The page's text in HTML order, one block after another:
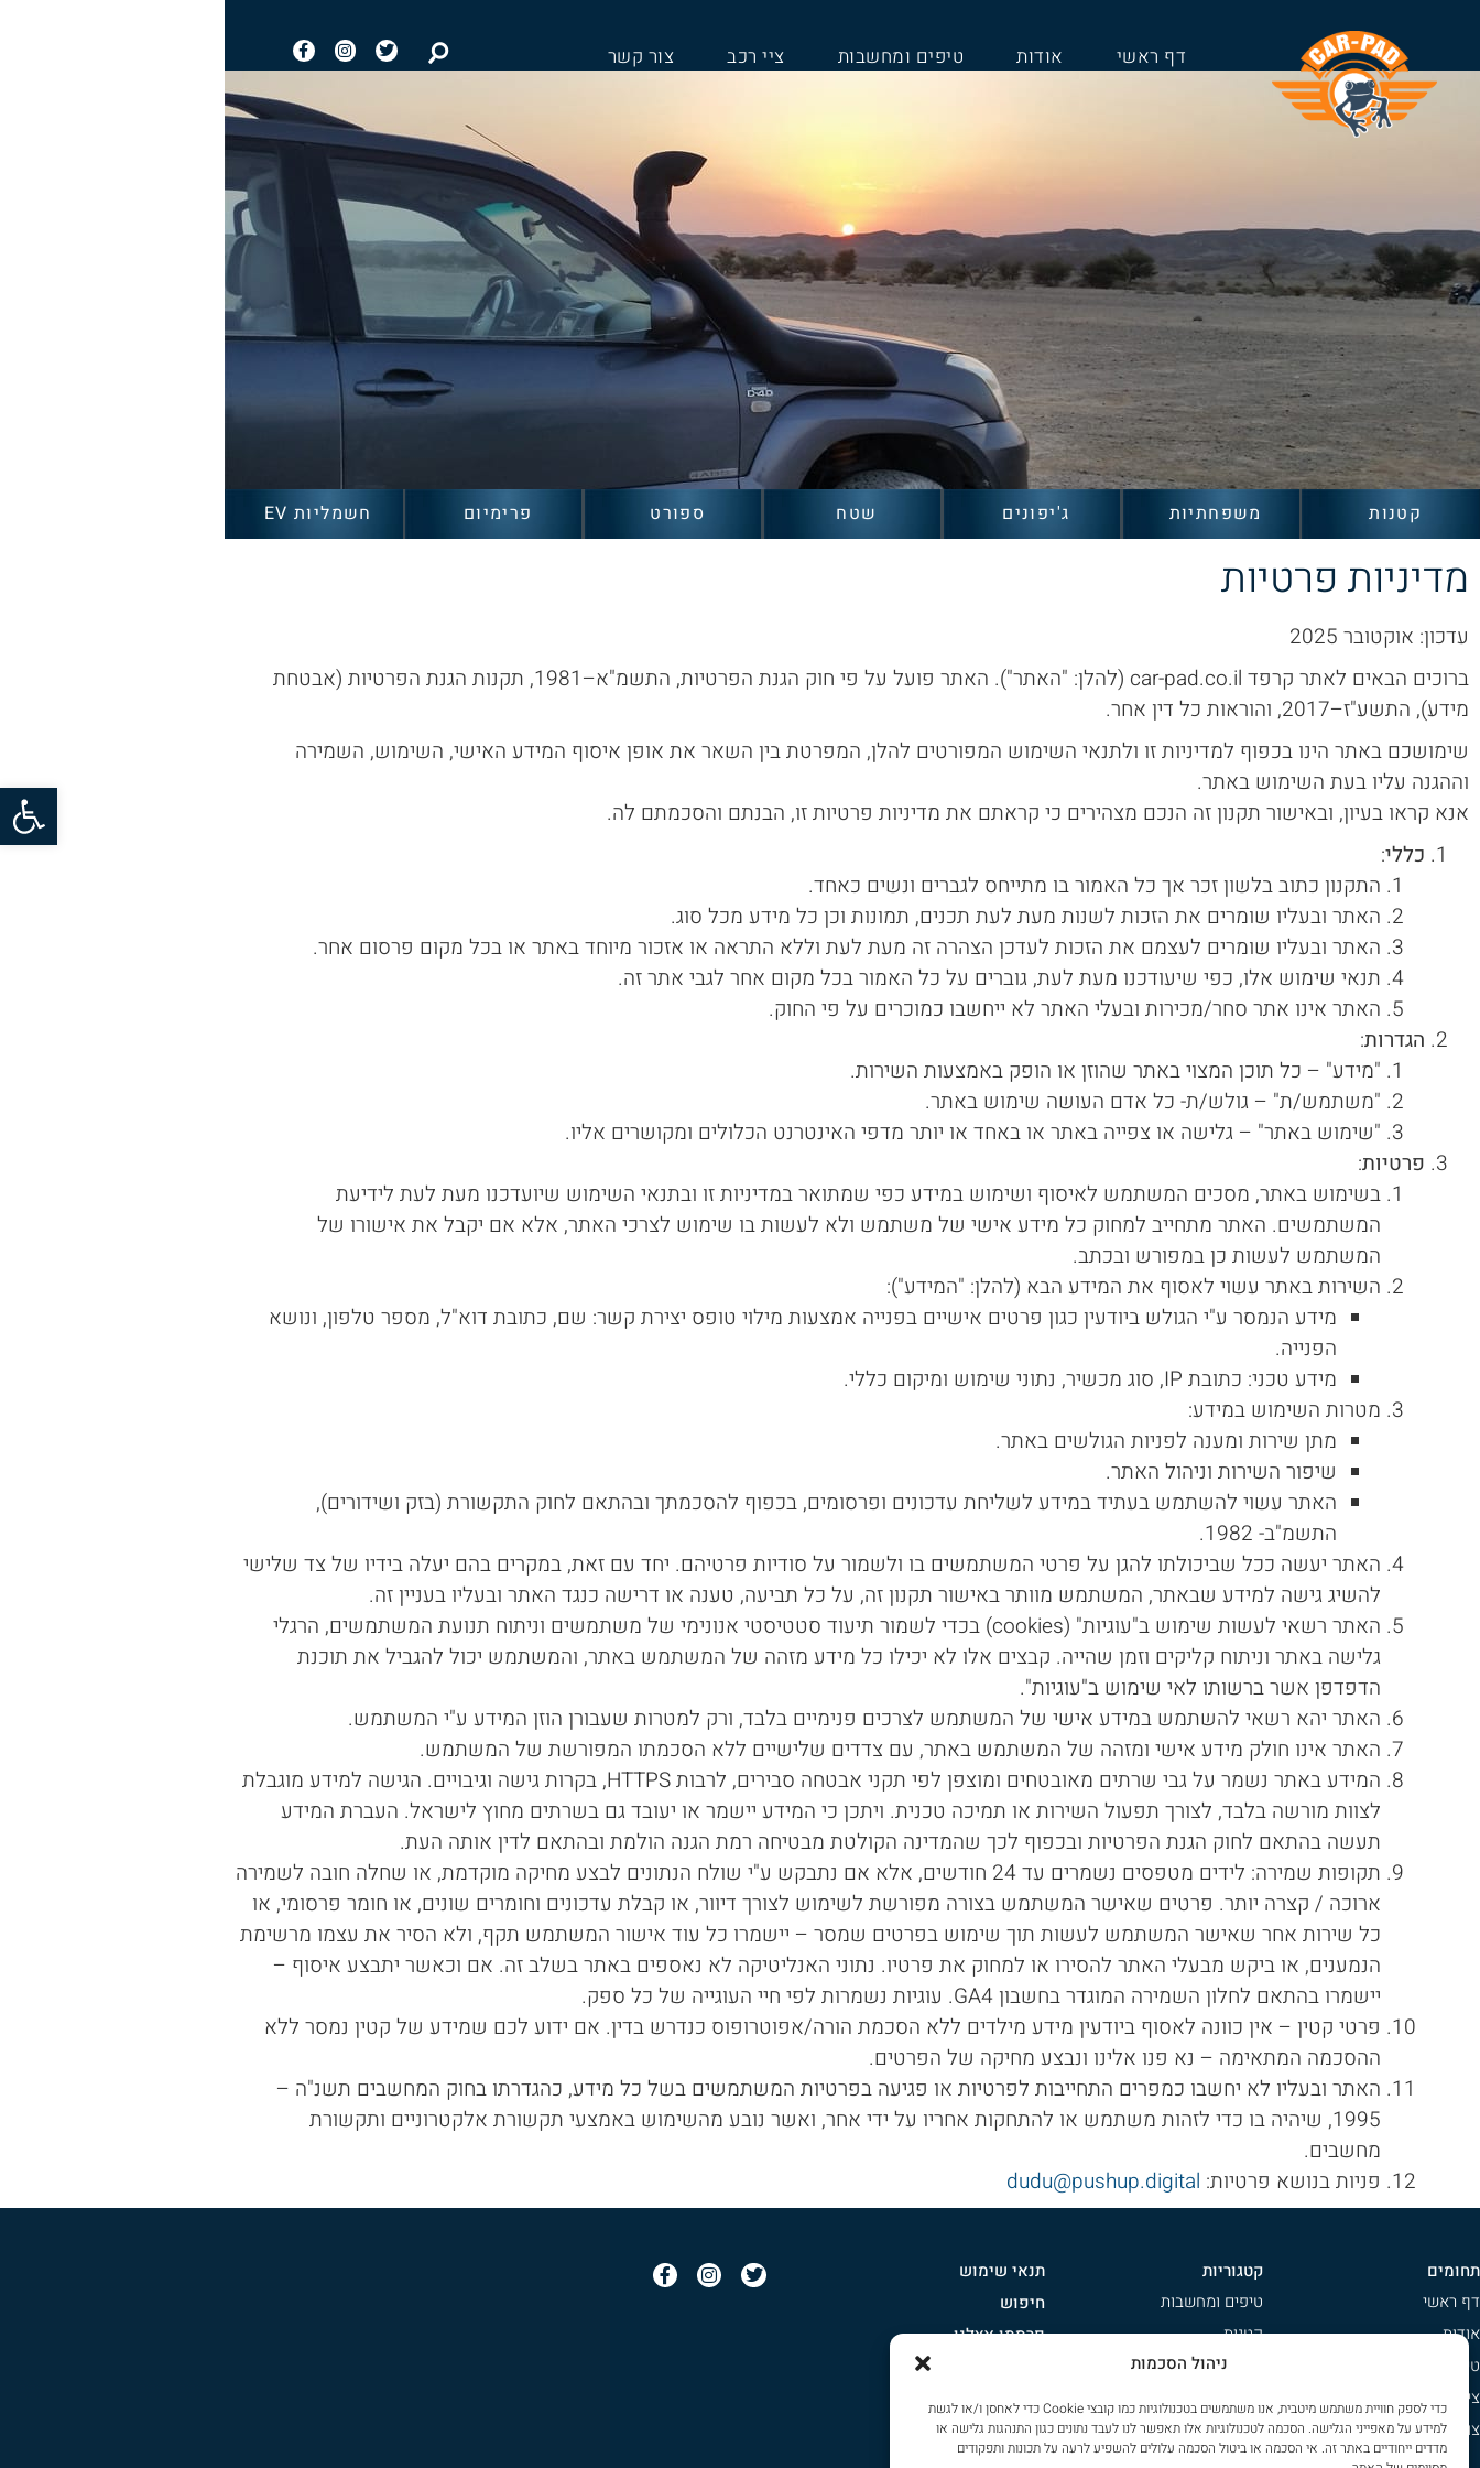
פתח
ניהול הסכמות
כדי לספק חוויית משתמש מיטבית, אנו משתמשים בטכנולוגיות כמו קובצי Cookie כדי לאחסן ו/או לגשת
למידע על מאפייני הגלישה. הסכמה לטכנולוגיות אלו תאפשר לנו לעבד נתונים כגון התנהגות גלישה או
מדדים ייחודיים באתר זה. אי הסכמה או ביטול הסכמה עלולים להשפיע לרעה על תכונות ותפקודים
דף ראשי אודות טיפים ומחשבות ציי רכב צור קשר
קטנות משפחתיות ג'יפונים שטח ספורט פרימיום חשמליות EV
מדיניות פרטיות
עדכון: אוקטובר 2025
ברוכים הבאים לאתר קרפד car-pad.co.il (להלן: "האתר"). האתר פועל על פי חוק הגנת הפרטיות, התשמ"א–1981, תקנות הגנת הפרטיות (אבטחת
מידע), התשע"ז–2017, והוראות כל דין אחר.
שימושכם באתר הינו בכפוף למדיניות זו ולתנאי השימוש המפורטים להלן, המפרטת בין השאר את אופן איסוף המידע האישי, השימוש, השמירה
וההגנה עליו בעת השימוש באתר.
אנא קראו בעיון, ובאישור תקנון זה הנכם מצהירים כי קראתם את מדיניות פרטיות זו, הבנתם והסכמתם לה.
כללי:
התקנון כתוב בלשון זכר אך כל האמור בו מתייחס לגברים ונשים כאחד.
האתר ובעליו שומרים את הזכות לשנות מעת לעת תכנים, תמונות וכן כל מידע מכל סוג.
האתר ובעליו שומרים לעצמם את הזכות לעדכן הצהרה זה מעת לעת וללא התראה או אזכור מיוחד באתר או בכל מקום פרסום אחר.
תנאי שימוש אלו, כפי שיעודכנו מעת לעת, גוברים על כל האמור בכל מקום אחר לגבי אתר זה.
האתר אינו אתר סחר/מכירות ובעלי האתר לא ייחשבו כמוכרים על פי החוק.
הגדרות:
"מידע" – כל תוכן המצוי באתר שהוזן או הופק באמצעות השירות.
"משתמש/ת" – גולש/ת- כל אדם העושה שימוש באתר.
"שימוש באתר" – גלישה או צפייה באתר או באחד או יותר מדפי האינטרנט הכלולים ומקושרים אליו.
פרטיות:
בשימוש באתר, מסכים המשתמש לאיסוף ושימוש במידע כפי שמתואר במדיניות זו ובתנאי השימוש שיועדכנו מעת לעת לידיעת
המשתמשים. האתר מתחייב למחוק כל מידע אישי של משתמש ולא לעשות בו שימוש לצרכי האתר, אלא אם יקבל את אישורו של
המשתמש לעשות כן במפורש ובכתב.
השירות באתר עשוי לאסוף את המידע הבא (להלן: "המידע"):
מידע הנמסר ע"י הגולש ביודעין כגון פרטים אישיים בפנייה אמצעות מילוי טופס יצירת קשר: שם, כתובת דוא"ל, מספר טלפון, ונושא
הפנייה.
מידע טכני: כתובת IP, סוג מכשיר, נתוני שימוש ומיקום כללי.
מטרות השימוש במידע:
מתן שירות ומענה לפניות הגולשים באתר.
שיפור השירות וניהול האתר.
האתר עשוי להשתמש בעתיד במידע לשליחת עדכונים ופרסומים, בכפוף להסכמתך ובהתאם לחוק התקשורת (בזק ושידורים),
התשמ"ב- 1982.
האתר יעשה ככל שביכולתו להגן על פרטי המשתמשים בו ולשמור על סודיות פרטיהם. יחד עם זאת, במקרים בהם יעלה בידיו של צד שלישי
להשיג גישה למידע שבאתר, המשתמש מוותר באישור תקנון זה, על כל תביעה, טענה או דרישה כנגד האתר ובעליו בעניין זה.
האתר רשאי לעשות שימוש ב"עוגיות" (cookies) בכדי לשמור תיעוד סטטיסטי אנונימי של משתמשים וניתוח תנועת המשתמשים, הרגלי
גלישה באתר וניתוח קליקים וזמן שהייה. קבצים אלו לא יכילו כל מידע מזהה של המשתמש באתר, והמשתמש יכול להגביל את תוכנת
הדפדפן אשר ברשותו לאי שימוש ב"עוגיות".
האתר יהא רשאי להשתמש במידע אישי של המשתמש לצרכים פנימיים בלבד, ורק למטרות שעבורן הוזן המידע ע"י המשתמש.
האתר אינו חולק מידע אישי ומזהה של המשתמש באתר, עם צדדים שלישיים ללא הסכמתו המפורשת של המשתמש.
המידע באתר נשמר על גבי שרתים מאובטחים ומוצפן לפי תקני אבטחה סבירים, לרבות HTTPS, בקרות גישה וגיבויים. הגישה למידע מוגבלת
לצוות מורשה בלבד, לצורך תפעול השירות או תמיכה טכנית. ויתכן כי המידע יישמר או יעובד גם בשרתים מחוץ לישראל. העברת המידע
תעשה בהתאם לחוק הגנת הפרטיות ובכפוף לכך שהמדינה הקולטת מבטיחה רמת הגנה הולמת ובהתאם לדין אותה העת.
תקופות שמירה: לידים מטפסים נשמרים עד 24 חודשים, אלא אם נתבקש ע"י שולח הנתונים לבצע מחיקה מוקדמת, או שחלה חובה לשמירה
ארוכה / קצרה יותר. פרטים שאישר המשתמש בצורה מפורשת לשימוש לצורך דיוור, או קבלת עדכונים וחומרים שונים, או חומר פרסומי, או
כל שירות אחר שאישר המשתמש לעשות תוך שימוש בפרטים שמסר – יישמרו כל עוד אישור המשתמש תקף, ולא הסיר את עצמו מרשימת
הנמענים, או ביקש מבעלי האתר להסירו או למחוק את פרטיו. נתוני האנליטיקה לא נאספים באתר בשלב זה. אם וכאשר יתבצע איסוף –
יישמרו בהתאם לחלון השמירה המוגדר בחשבון GA4. עוגיות נשמרות לפי חיי העוגייה של כל ספק.
פרטי קטין – אין כוונה לאסוף ביודעין מידע מילדים ללא הסכמת הורה/אפוטרופוס כנדרש בדין. אם ידוע לכם שמידע של קטין נמסר ללא
ההסכמה המתאימה – נא פנו אלינו ונבצע מחיקה של הפרטים.
האתר ובעליו לא יחשבו כמפרים התחייבות לפרטיות או פגיעה בפרטיות המשתמשים בשל כל מידע, כהגדרתו בחוק המחשבים תשנ"ה –
1995, שיהיה בו כדי לזהות משתמש או להתחקות אחריו על ידי אחר, ואשר נובע מהשימוש באמצעי תקשורת אלקטרוניים ותקשורת
מחשבים.
פניות בנושא פרטיות: dudu@pushup.digital
תחומים
דף ראשי
אודות
טיפים ומחשבות
ציי רכב
צור קשר
קטגוריות
טיפים ומחשבות
קטנות
משפחתיות
שטח
תנאי שימוש
חיפוש
פרסמו אצלנו
מדיניות פרטיות
שימוש בקוקיז
הצהרת נגישות